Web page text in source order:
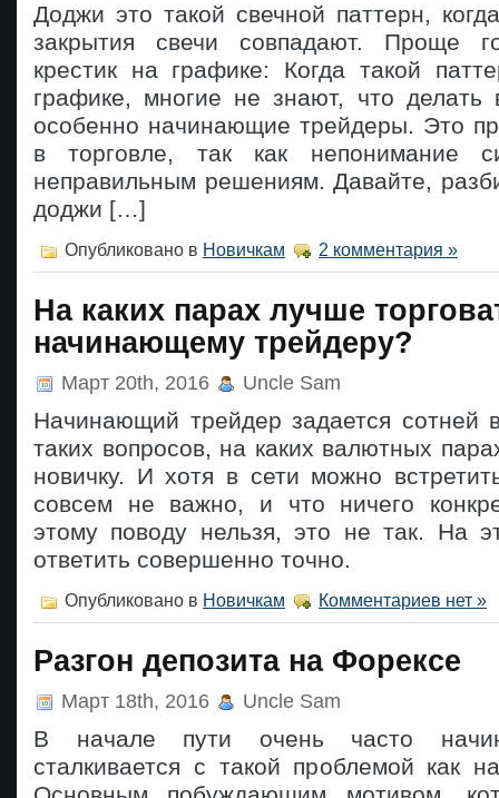
Доджи это такой свечной паттерн,
закрытия свечи совпадают. Проще
крестик на графике: Когда такой
графике, многие не знают, что делать
особенно начинающие трейдеры. Это
в торговле, так как непонимание
неправильным решениям. Давайте,
доджи […]
Опубликовано в Новичкам 2 комментария »
На каких парах лучше
начинающему трейдеру?
Март 20th, 2016 Uncle Sam
Начинающий трейдер задается сотней
таких вопросов, на каких валютных
новичку. И хотя в сети можно
совсем не важно, и что ничего
этому поводу нельзя, это не так. На
ответить совершенно точно.
Опубликовано в Новичкам Комментариев нет »
Разгон депозита на Форексе
Март 18th, 2016 Uncle Sam
В начале пути очень часто
сталкивается с такой проблемой как